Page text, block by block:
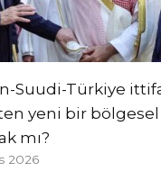
Suudi-Türkiye
yeni bir
mı?
2026